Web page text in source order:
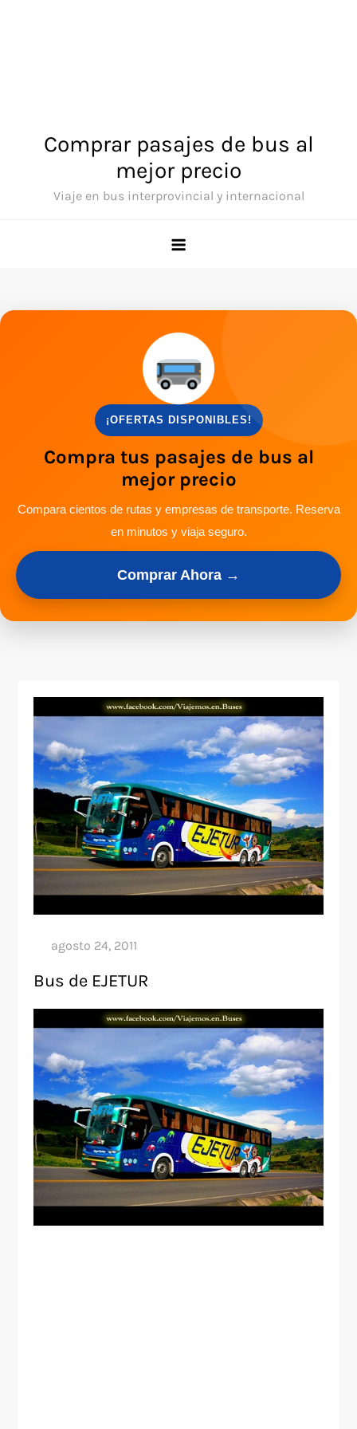
Comprar pasajes de bus al
mejor precio
Viaje en bus interprovincial y internacional
¡OFERTAS DISPONIBLES!
Compra tus pasajes de bus al
mejor precio
Compara cientos de rutas y empresas de transporte. Reserva
en minutos y viaja seguro.
Comprar Ahora →
Bus de EJETUR